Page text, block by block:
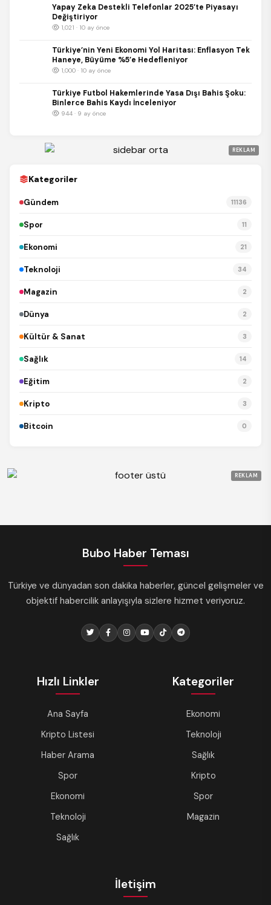
Yapay Zeka Destekli Telefonlar 2025’te Piyasayı
Değiştiriyor
1,021 · 10 ay önce
Türkiye’nin Yeni Ekonomi Yol Haritası: Enflasyon Tek
Haneye, Büyüme %5’e Hedefleniyor
1,000 · 10 ay önce
Türkiye Futbol Hakemlerinde Yasa Dışı Bahis Şoku:
Binlerce Bahis Kaydı İnceleniyor
944 · 9 ay önce
REKLAM
Kategoriler
Gündem 11136
Spor 11
Ekonomi 21
Teknoloji 34
Magazin 2
Dünya 2
Kültür & Sanat 3
Sağlık 14
Eğitim 2
Kripto 3
Bitcoin 0
REKLAM
Bubo Haber Teması
Türkiye ve dünyadan son dakika haberler, güncel gelişmeler ve
objektif habercilik anlayışıyla sizlere hizmet veriyoruz.
Hızlı Linkler
Ana Sayfa
Kripto Listesi
Haber Arama
Spor
Ekonomi
Teknoloji
Sağlık
Kategoriler
Ekonomi
Teknoloji
Sağlık
Kripto
Spor
Magazin
İletişim